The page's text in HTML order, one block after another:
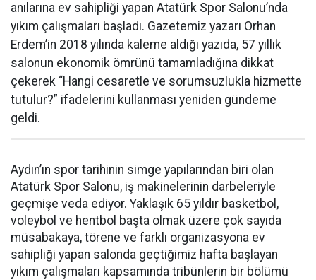
anılarına ev sahipliği yapan Atatürk Spor Salonu’nda
yıkım çalışmaları başladı. Gazetemiz yazarı Orhan
Erdem’in 2018 yılında kaleme aldığı yazıda, 57 yıllık
salonun ekonomik ömrünü tamamladığına dikkat
çekerek “Hangi cesaretle ve sorumsuzlukla hizmette
tutulur?” ifadelerini kullanması yeniden gündeme
geldi.
Aydın’ın spor tarihinin simge yapılarından biri olan
Atatürk Spor Salonu, iş makinelerinin darbeleriyle
geçmişe veda ediyor. Yaklaşık 65 yıldır basketbol,
voleybol ve hentbol başta olmak üzere çok sayıda
müsabakaya, törene ve farklı organizasyona ev
sahipliği yapan salonda geçtiğimiz hafta başlayan
yıkım çalışmaları kapsamında tribünlerin bir bölümü